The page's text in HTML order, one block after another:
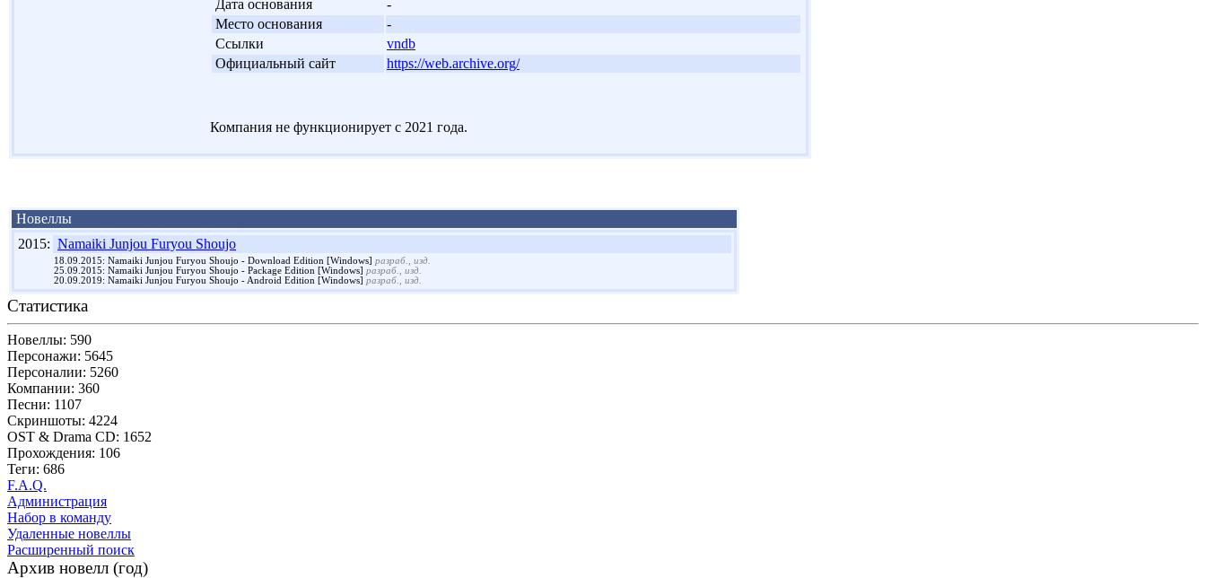
Дата основания
-
Место основания
-
Ссылки
vndb
Официальный сайт https://web.archive.org/
Компания не функционирует с 2021 года.
Новеллы
2015: Namaiki Junjou Furyou Shoujo
18.09.2015: Namaiki Junjou Furyou Shoujo - Download Edition [Windows] разраб., изд.
25.09.2015: Namaiki Junjou Furyou Shoujo - Package Edition [Windows] разраб., изд.
20.09.2019: Namaiki Junjou Furyou Shoujo - Android Edition [Windows] разраб., изд.
Статистика
Новеллы: 590
Персонажи: 5645
Персоналии: 5260
Компании: 360
Песни: 1107
Скриншоты: 4224
OST & Drama CD: 1652
Прохождения: 106
Теги: 686
F.A.Q.
Администрация
Набор в команду
Удаленные новеллы
Расширенный поиск
Архив новелл (год)